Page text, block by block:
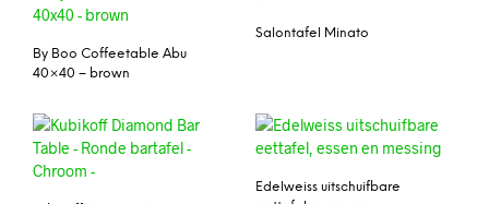
By Boo Coffeetable Abu
40×40 – brown
Salontafel Minato
Edelweiss uitschuifbare